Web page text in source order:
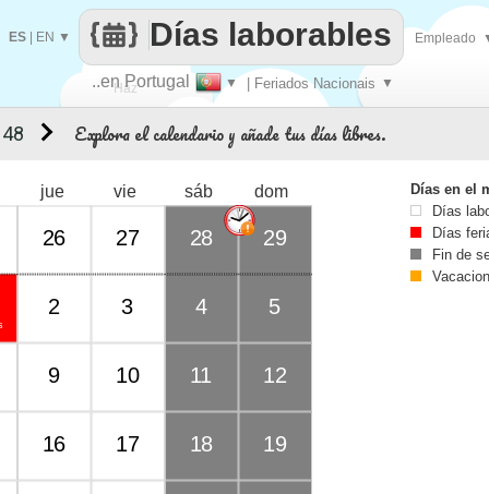
Haz
..en Portugal ▼ | Feriados Nacionais ▼
Días laborables
ES EN ▼ Empleado
Explora el calendario y añade tus días libres.
jue vie sáb dom
26 27 28 29
2 3 4 5
9 10 11 12
16 17 18 19
Días en el
Días
Días
Fin de